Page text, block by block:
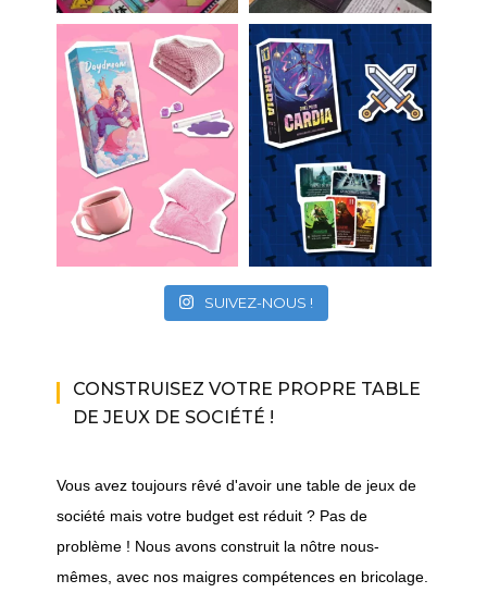
SUIVEZ-NOUS !
CONSTRUISEZ VOTRE PROPRE TABLE
DE JEUX DE SOCIÉTÉ !
Vous avez toujours rêvé d'avoir une table de jeux de
société mais votre budget est réduit ? Pas de
problème ! Nous avons construit la nôtre nous-
mêmes, avec nos maigres compétences en bricolage.